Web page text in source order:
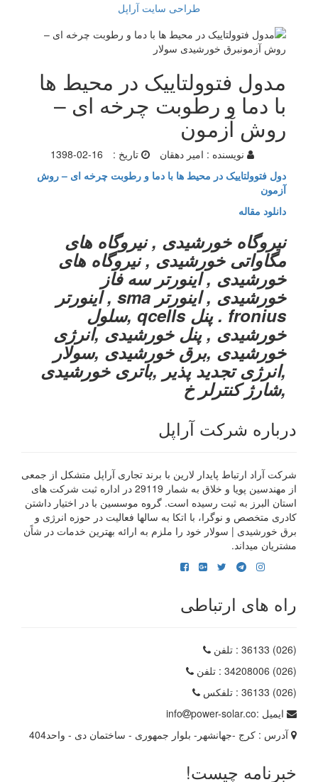
طراحی سایت آراپل
مدول فتوولتاییک در محیط ها
با دما و رطوبت چرخه ای –
روش آزمون
نویسنده : امیر دهقان تاریخ :
1398-02-16
دول فتوولتاییک در محیط ها با دما و رطوبت چرخه ای – روش
آزمون
دانلود مقاله
نیروگاه خورشیدی , نیروگاه های
مگاواتی خورشیدی , نیروگاه های
خورشیدی , اینورتر سه فاز
خورشیدی , اینورتر sma , اینورتر
fronius . پنل qcells ,سلول
خورشیدی , پنل خورشیدی ,انرژی
خورشیدی ,برق خورشیدی ,سولار
,انرژی تجدید پذیر ,باتری خورشیدی
,شارژ کنترلر خ
درباره شرکت آراپل
شرکت آراد ارتباط پایدار لارین با برند تجاری آراپل متشکل از جمعی
از مهندسین پویا و خلاق به شمار 29119 در اداره ثبت شرکت های
استان البرز به ثبت رسیده است. گروه موسسین با در اختیار داشتن
کادری متخصص و نوگرا، با اتکا به سالها فعالیت در حوزه انرژی و
برق خورشیدی | سولار خود را ملزم به ارائه بهترین خدمات در شاًن
مشتریان میداند.
راه های ارتباطی
(026) 36133
: تلفن
(026) 34208006
: تلفن
(026) 36133
: تلفکس
ایمیل :
info
power-solar.co
آدرس : کرج -جهانشهر- بلوار جمهوری - ساختمان دی - واحد404
خبرنامه چیست!